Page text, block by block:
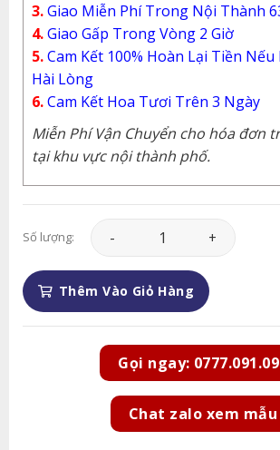
3.Giao Miễn Phí Trong Nội Thành
4.Giao Gấp Trong Vòng 2 Giờ
5.Cam Kết 100% Hoàn Lại Tiền
Hài Lòng
6.Cam Kết Hoa Tươi Trên 3 Ngày
Miễn Phí Vận Chuyển cho hóa đơn
tại khu vực nội thành phố.
Số lượng: Hoa Chia Buồn - HCB030 số
Thêm Vào Giỏ Hàng
Gọi ngay:
Chat zalo xem mẫu